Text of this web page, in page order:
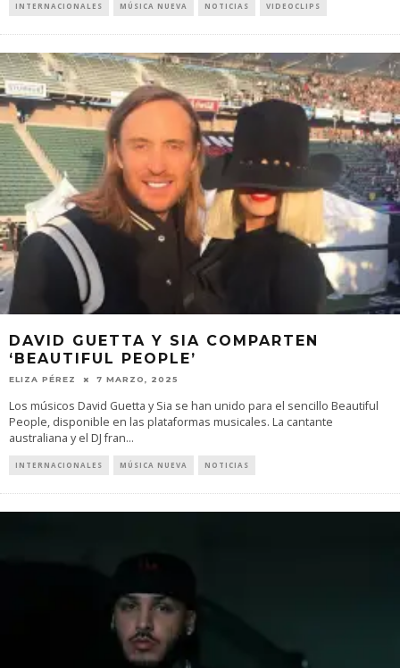
INTERNACIONALES MÚSICA NUEVA NOTICIAS VIDEOCLIPS
DAVID GUETTA Y SIA COMPARTEN
‘BEAUTIFUL PEOPLE’
ELIZA PÉREZ 7 MARZO, 2025
Los músicos David Guetta y Sia se han unido para el sencillo Beautiful
People, disponible en las plataformas musicales. La cantante
australiana y el DJ fran...
INTERNACIONALES MÚSICA NUEVA NOTICIAS